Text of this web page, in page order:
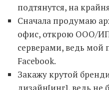
подтянутся, на
Сначала продумаю
офис, открою ООО/
серверами, ведь мой
Facebook.
Закажу крутой